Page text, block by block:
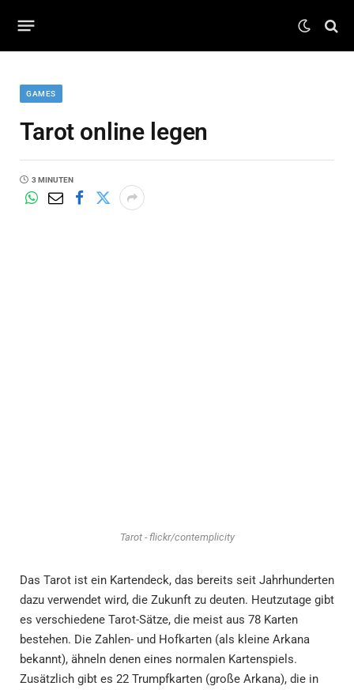
GAMES
Tarot online legen
3 MINUTEN
Tarot - flickr/contemplicity
Das Tarot ist ein Kartendeck, das bereits seit Jahrhunderten
dazu verwendet wird, die Zukunft zu deuten. Heutzutage gibt
es verschiedene Tarot-Sätze, die meist aus 78 Karten
bestehen. Die Zahlen- und Hofkarten (als kleine Arkana
bekannt), ähneln denen eines normalen Kartenspiels.
Zusätzlich gibt es 22 Trumpfkarten (große Arkana), die in